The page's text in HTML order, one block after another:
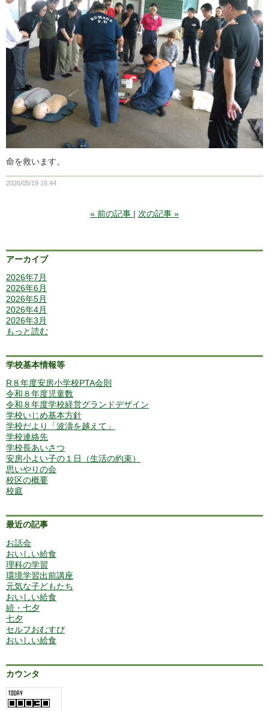
命を救います。
2026/05/19 16:44
« 前の記事 次の記事 »
アーカイブ
2026年7月
2026年6月
2026年5月
2026年4月
2026年3月
もっと読む
学校基本情報等
R８年度安房小学校PTA会則
令和８年度児童数
令和８年度学校経営グランドデザイン
学校いじめ基本方針
学校だより「波濤を越えて」
学校連絡先
学校長あいさつ
安房小よい子の１日（生活の約束）
思いやりの会
校区の概要
校庭
最近の記事
お話会
おいしい給食
理科の学習
環境学習出前講座
元気な子どもたち
おいしい給食
続・七夕
七夕
セルフおむすび
おいしい給食
カウンタ